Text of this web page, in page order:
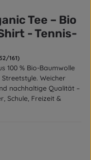
Tee – Bio
- Tennis-
161)
100 % Bio-Baumwolle
Weicher
nachhaltige Qualität –
Schule, Freizeit &